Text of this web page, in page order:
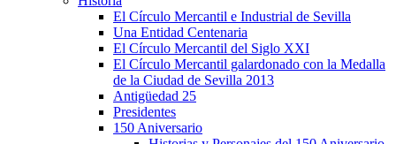
El Círculo Mercantil e Industrial de Sevilla
Una Entidad Centenaria
El Círculo Mercantil del Siglo XXI
El Círculo Mercantil galardonado con la Medalla
de la Ciudad de Sevilla 2013
Antigüedad 25
Presidentes
150 Aniversario